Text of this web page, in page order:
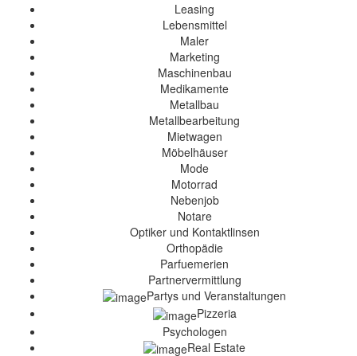
Leasing
Lebensmittel
Maler
Marketing
Maschinenbau
Medikamente
Metallbau
Metallbearbeitung
Mietwagen
Möbelhäuser
Mode
Motorrad
Nebenjob
Notare
Optiker und Kontaktlinsen
Orthopädie
Parfuemerien
Partnervermittlung
Partys und Veranstaltungen
Pizzeria
Psychologen
Real Estate